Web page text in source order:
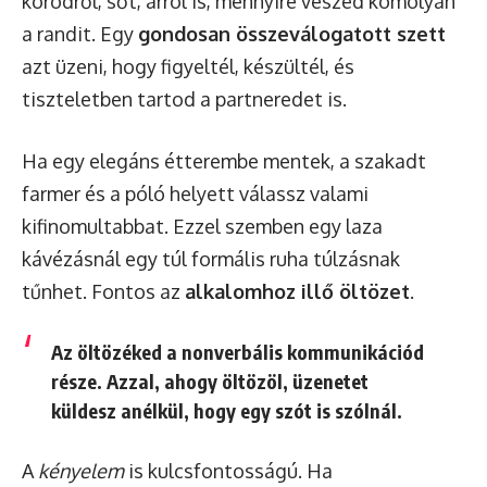
a randit. Egy gondosan összeválogatott szett
azt üzeni, hogy figyeltél, készültél, és
tiszteletben tartod a partneredet is.
Ha egy elegáns étterembe mentek, a szakadt
farmer és a póló helyett válassz valami
kifinomultabbat. Ezzel szemben egy laza
kávézásnál egy túl formális ruha túlzásnak
tűnhet. Fontos az alkalomhoz illő öltözet.
Az öltözéked a nonverbális kommunikációd
része. Azzal, ahogy öltözöl, üzenetet
küldesz anélkül, hogy egy szót is szólnál.
A kényelemis kulcsfontosságú. Ha